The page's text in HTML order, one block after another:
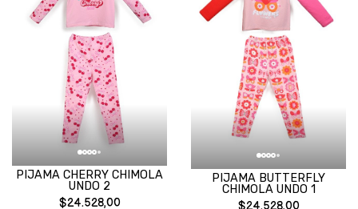
PIJAMA CHERRY CHIMOLA
UNDO 2
$24.528,00
PIJAMA BUTTERFLY
CHIMOLA UNDO 1